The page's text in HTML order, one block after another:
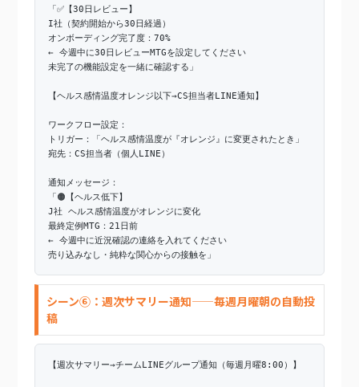
「✅【30日レビュー】
I社（契約開始から30日経過）
オンボーディング完了度：70%
← 今週中に30日レビューMTGを設定してください
未完了の機能設定を一緒に確認する」
【ヘルス感情温度オレンジ以下→CS担当者LINE通知】
ワークフロー設定：
トリガー：「ヘルス感情温度が『オレンジ』に変更されたとき」
宛先：CS担当者（個人LINE）
通知メッセージ：
「🟠【ヘルス低下】
J社 ヘルス感情温度がオレンジに変化
最終定例MTG：21日前
← 今週中に近況確認の連絡を入れてください
売り込みなし・純粋な関心からの接触を」
シーン⑥：週次サマリー通知——毎週月曜朝の自動投
稿
【週次サマリー→チームLINEグループ通知（毎週月曜8:00）】